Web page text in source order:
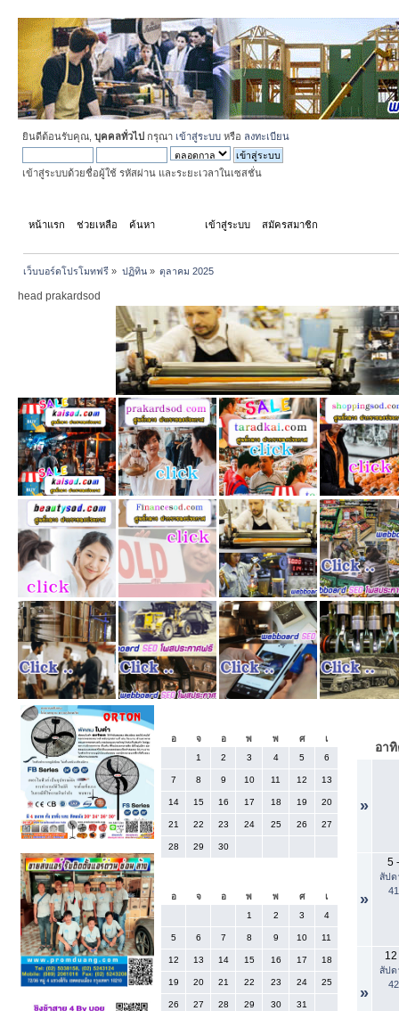
ยินดีต้อนรับคุณ, บุคคลทั่วไป กรุณา เข้าสู่ระบบ หรือ ลงทะเบียน
เข้าสู่ระบบด้วยชื่อผู้ใช้ รหัสผ่าน และระยะเวลาในเซสชั่น
หน้าแรก ช่วยเหลือ ค้นหา เข้าสู่ระบบ สมัครสมาชิก
เว็บบอร์ดโปรโมทฟรี » ปฏิทิน» ตุลาคม 2025
head prakardsod
อ จ อ พ พ ศ
เ
1
2 3 4 5 6
7 8 9 10 11 12 13
14 15 16 17 18 19 20
21 22 23 24 25 26 27
28 29 30
อ จ อ พ พ ศ
เ
1
2 3 4
5 6 7 8 9 10 11
12 13 14 15 16 17 18
19 20 21 22 23 24 25
26 27 28 29 30 31
อา
»
»
5 -
สัปด
41
»
12
สัปด
42